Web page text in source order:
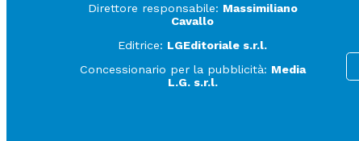
Direttore responsabile: Massimiliano
Cavallo
Editrice: LGEditoriale s.r.l.
Concessionario per la pubblicità: Media
L.G. s.r.l.